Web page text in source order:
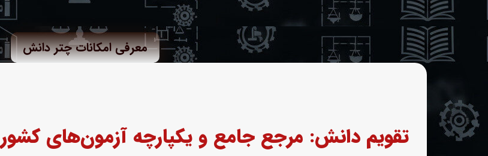
معرفی امکانات چتر دانش
تقویم دانش: مرجع جامع و یکپارچه آزمون‌های کشور